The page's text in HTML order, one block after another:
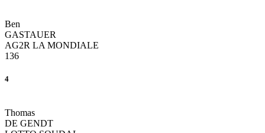
Ben
GASTAUER
AG2R LA MONDIALE
136
4
Thomas
DE GENDT